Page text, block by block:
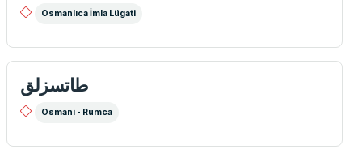
Osmanlıca İmla Lügati
طاتسزلق
Osmani - Rumca